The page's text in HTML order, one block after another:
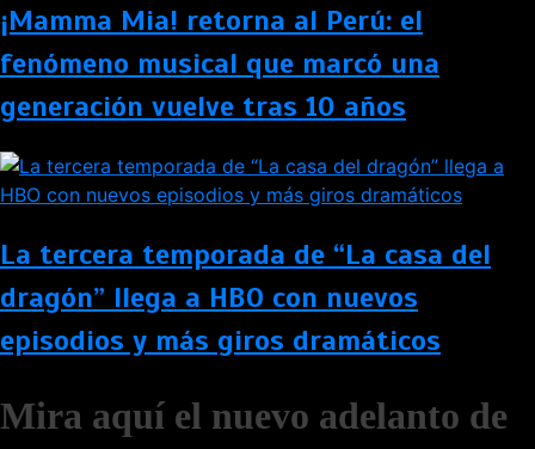
¡Mamma Mia! retorna al Perú: el
fenómeno musical que marcó una
generación vuelve tras 10 años
La tercera temporada de “La casa del
dragón” llega a HBO con nuevos
episodios y más giros dramáticos
Mira aquí el nuevo adelanto de